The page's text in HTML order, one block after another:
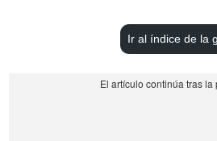
Ir al índice de la